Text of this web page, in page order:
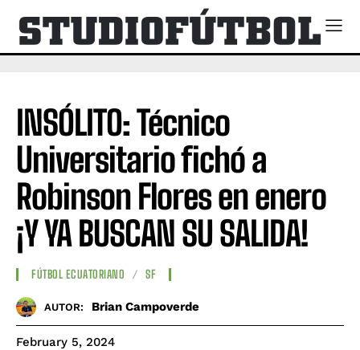
INSÓLITO: Técnico
Universitario fichó a
Robinson Flores en enero
¡Y YA BUSCAN SU SALIDA!
FÚTBOL ECUATORIANO SF
AUTOR: Brian Campoverde
February 5, 2024